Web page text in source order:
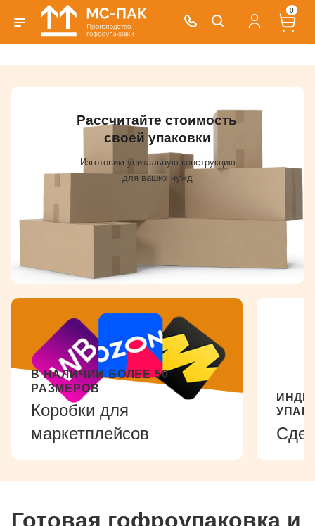
0
Рассчитайте стоимость
своей упаковки
Изготовим уникальную конструкцию
для ваших нужд
В НАЛИЧИИ БОЛЕЕ 50
РАЗМЕРОВ
Коробки для
маркетплейсов
Готовая гофроупаковка и